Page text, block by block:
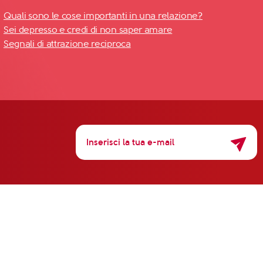
Quali sono le cose importanti in una relazione?
Sei depresso e credi di non saper amare
Segnali di attrazione reciproca